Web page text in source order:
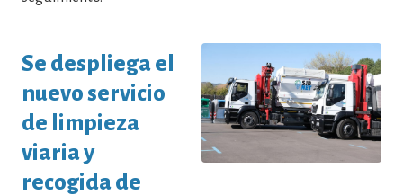
Se despliega el
nuevo servicio
de limpieza
viaria y
recogida de